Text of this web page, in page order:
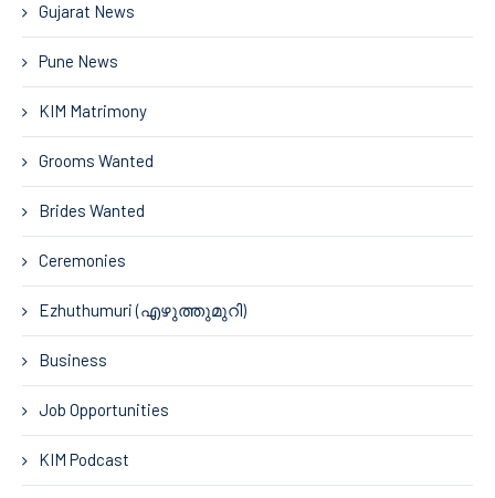
Gujarat News
Pune News
KIM Matrimony
Grooms Wanted
Brides Wanted
Ceremonies
Ezhuthumuri (എഴുത്തുമുറി)
Business
Job Opportunities
KIM Podcast